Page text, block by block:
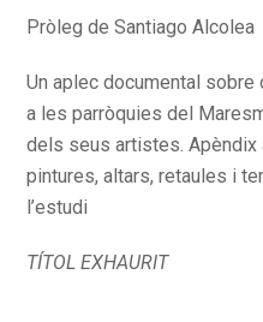
Pròleg de Santiago Alcolea
Un aplec documental
a les parròquies del
dels seus artistes. Apèndix
pintures, altars, retaules i
l’estudi
TÍTOL EXHAURIT